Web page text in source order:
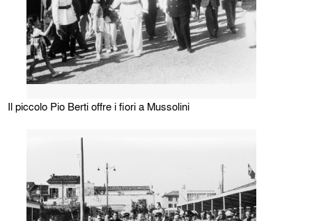
Il piccolo Pio Berti offre i fiori a Mussolini